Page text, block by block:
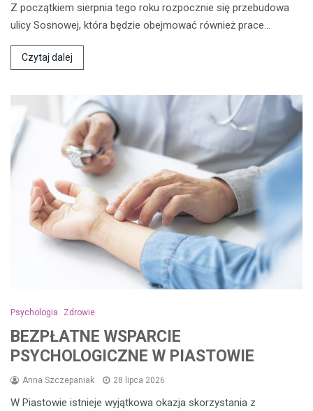
Z początkiem sierpnia tego roku rozpocznie się przebudowa
ulicy Sosnowej, która będzie obejmować również prace…
Czytaj dalej
Psychologia Zdrowie
BEZPŁATNE WSPARCIE
PSYCHOLOGICZNE W PIASTOWIE
Anna Szczepaniak 28 lipca 2026
W Piastowie istnieje wyjątkowa okazja skorzystania z